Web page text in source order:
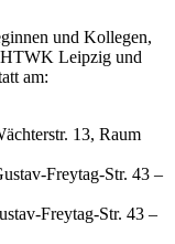
und Kollegen,
HTWK Leipzig und
am:
13, Raum
Freytag-Str. 43 –
Freytag-Str. 43 –